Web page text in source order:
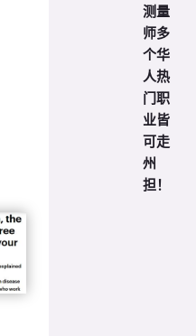
测量
师多
个华
人热
门职
业皆
可走
州
担！